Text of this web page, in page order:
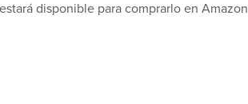
disponible para comprarlo en Amazon